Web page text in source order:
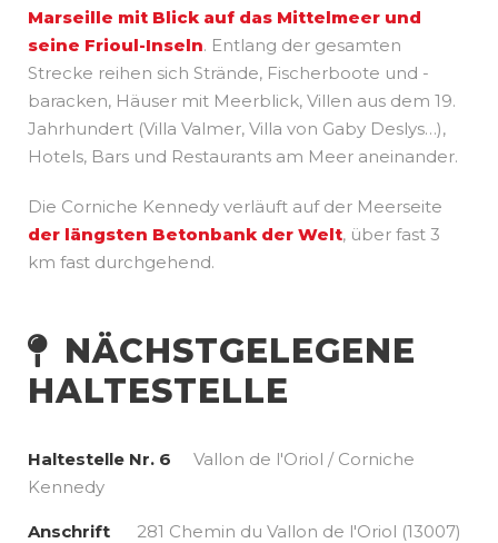
Marseille mit Blick auf das Mittelmeer und
seine Frioul-Inseln. Entlang der gesamten
Strecke reihen sich Strände, Fischerboote und -
baracken, Häuser mit Meerblick, Villen aus dem 19.
Jahrhundert (Villa Valmer, Villa von Gaby Deslys…),
Hotels, Bars und Restaurants am Meer aneinander.
Die Corniche Kennedy verläuft auf der Meerseite
der längsten Betonbank der Welt, über fast 3
km fast durchgehend.
NÄCHSTGELEGENE
HALTESTELLE
Haltestelle Nr. 6
Vallon de l'Oriol / Corniche
Kennedy
Anschrift 281 Chemin du Vallon de l'Oriol (13007)